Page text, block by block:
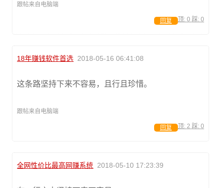
跟帖来自电脑端
顶: 0 踩: 0
回复
18年赚钱软件首选 2018-05-16 06:41:08
这条路坚持下来不容易，且行且珍惜。
跟帖来自电脑端
顶: 2 踩: 0
回复
全网性价比最高网赚系统 2018-05-10 17:23:39